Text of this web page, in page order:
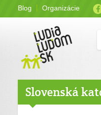
Blog Organizácie
Slovenská